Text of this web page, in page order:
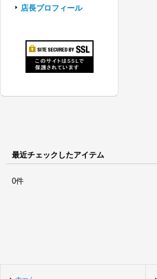
店長プロフィール
最近チェックしたアイテム
0件